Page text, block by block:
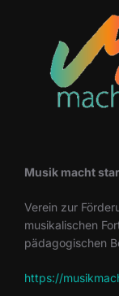
Musik macht
Verein zur
musikalischen
pädagogischen
https://